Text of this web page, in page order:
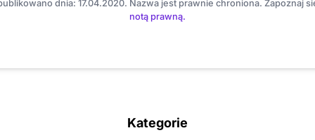
dnia: 17.04.2020. Nazwa jest prawnie chroniona. Zapoznaj
notą prawną.
Kategorie